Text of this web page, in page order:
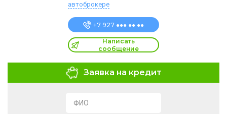
автоброкере
+7 927 ●●● ●● ●●
Написать
сообщение
Заявка на кредит
ФИО